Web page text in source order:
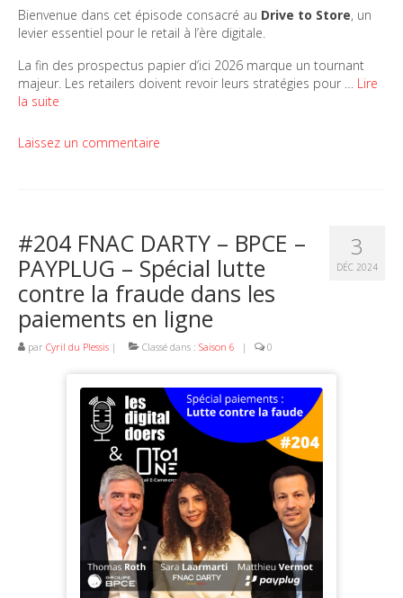
Bienvenue dans cet épisode consacré au Drive to Store, un
levier essentiel pour le retail à l’ère digitale.
La fin des prospectus papier d’ici 2026 marque un tournant
majeur. Les retailers doivent revoir leurs stratégies pour … Lire
la suite
Laissez un commentaire
3
DÉC 2024
#204 FNAC DARTY – BPCE –
PAYPLUG – Spécial lutte
contre la fraude dans les
paiements en ligne
par Cyril du Plessis | Classé dans : Saison 6 | 0